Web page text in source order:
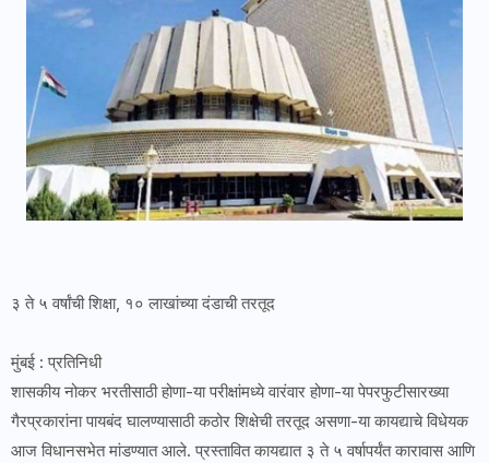
३ ते ५ वर्षांची शिक्षा, १० लाखांच्या दंडाची तरतूद
मुंबई : प्रतिनिधी
शासकीय नोकर भरतीसाठी होणा-या परीक्षांमध्ये वारंवार होणा-या पेपरफुटीसारख्या
गैरप्रकारांना पायबंद घालण्यासाठी कठोर शिक्षेची तरतूद असणा-या कायद्याचे विधेयक
आज विधानसभेत मांडण्यात आले. प्रस्तावित कायद्यात ३ ते ५ वर्षापर्यंत कारावास आणि